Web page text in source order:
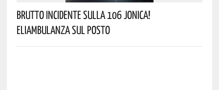
Brutto Incidente Sulla 106 Jonica!
Eliambulanza Sul Posto